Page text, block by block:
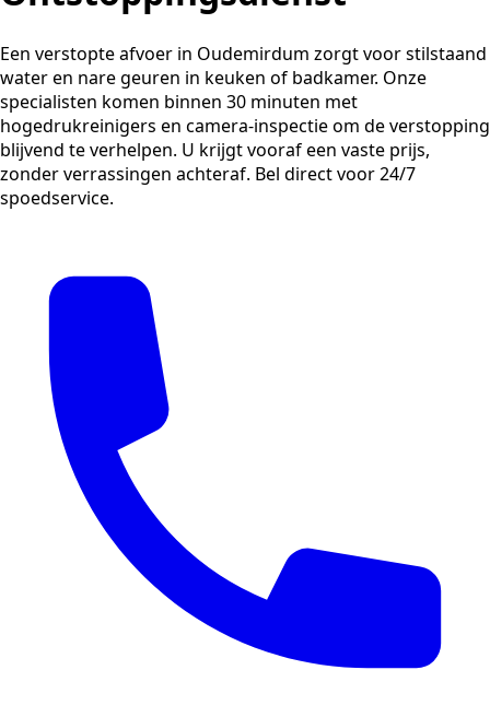
Een verstopte afvoer in Oudemirdum zorgt voor stilstaand
water en nare geuren in keuken of badkamer. Onze
specialisten komen binnen 30 minuten met
hogedrukreinigers en camera-inspectie om de verstopping
blijvend te verhelpen. U krijgt vooraf een vaste prijs,
zonder verrassingen achteraf. Bel direct voor 24/7
spoedservice.